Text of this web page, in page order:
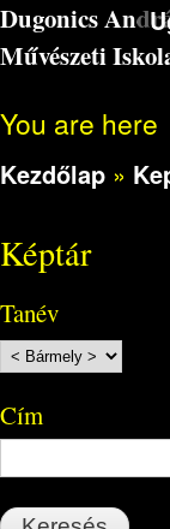
Dugonics
Művészeti
You are here
Kezdőlap »
Képtár
Tanév
Cím